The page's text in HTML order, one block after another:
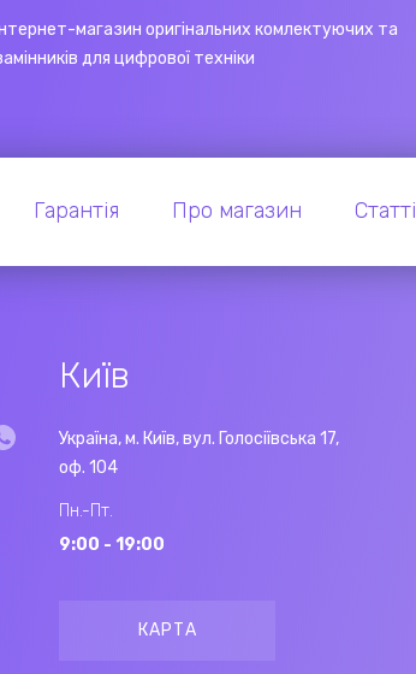
магазин оригінальних комлектуючих та
для цифрової техніки
Гарантія Про магазин Статті
Київ
Україна, м. Київ, вул. Голосіївська 17,
оф. 104
Пн.-Пт.
9:00 - 19:00
КАРТА